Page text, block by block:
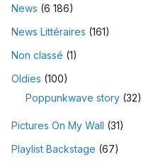
News (6 186)
News Littéraires (161)
Non classé (1)
Oldies (100)
Poppunkwave story (32)
Pictures On My Wall (31)
Playlist Backstage (67)